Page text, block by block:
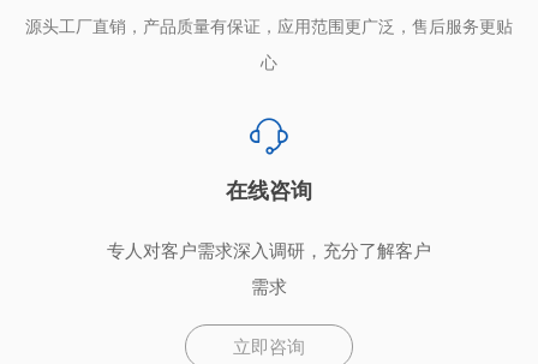
源头工厂直销，产品质量有保证，应用范围更广泛，售后服务更贴
心
在线咨询
专人对客户需求深入调研，充分了解客户
需求
立即咨询